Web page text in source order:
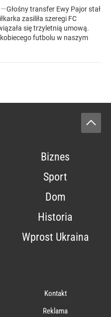
—Głośny transfer Ewy Pajor stał
zasiliła szeregi FC
się trzyletnią umową.
futbolu w naszym
Biznes
Sport
Dom
Historia
Wprost Ukraina
Kontakt
Reklama